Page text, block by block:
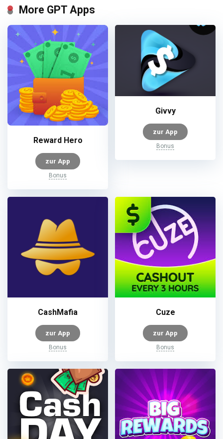
More GPT Apps
Reward Hero
zur App
Bonus
Givvy
zur App
Bonus
CashMafia
zur App
Bonus
Cuze
zur App
Bonus